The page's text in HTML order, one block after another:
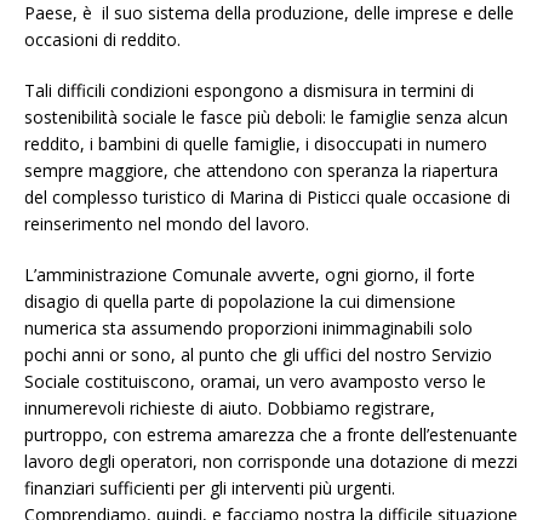
Paese, è il suo sistema della produzione, delle imprese e delle
occasioni di reddito.
Tali difficili condizioni espongono a dismisura in termini di
sostenibilità sociale le fasce più deboli: le famiglie senza alcun
reddito, i bambini di quelle famiglie, i disoccupati in numero
sempre maggiore, che attendono con speranza la riapertura
del complesso turistico di Marina di Pisticci quale occasione di
reinserimento nel mondo del lavoro.
L’amministrazione Comunale avverte, ogni giorno, il forte
disagio di quella parte di popolazione la cui dimensione
numerica sta assumendo proporzioni inimmaginabili solo
pochi anni or sono, al punto che gli uffici del nostro Servizio
Sociale costituiscono, oramai, un vero avamposto verso le
innumerevoli richieste di aiuto. Dobbiamo registrare,
purtroppo, con estrema amarezza che a fronte dell’estenuante
lavoro degli operatori, non corrisponde una dotazione di mezzi
finanziari sufficienti per gli interventi più urgenti.
Comprendiamo, quindi, e facciamo nostra la difficile situazione